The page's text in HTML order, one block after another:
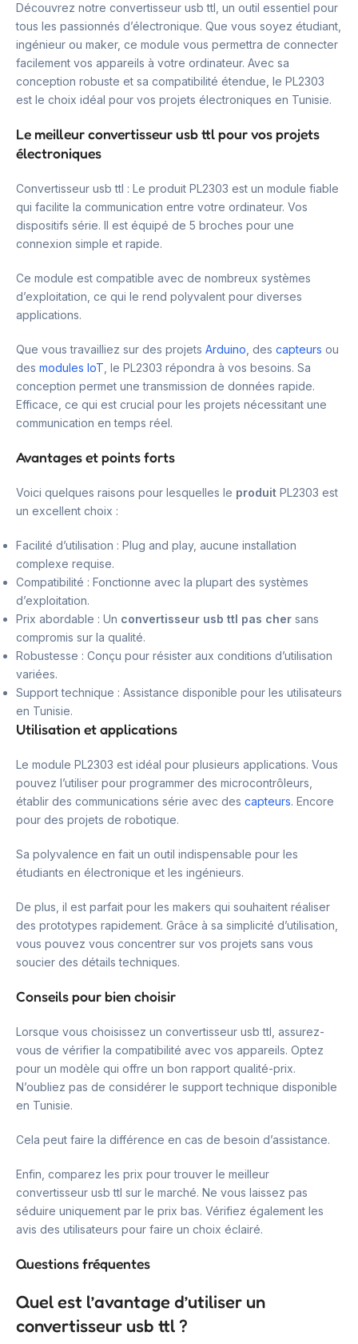
Découvrez notre convertisseur usb ttl, un outil essentiel pour
tous les passionnés d’électronique. Que vous soyez étudiant,
ingénieur ou maker, ce module vous permettra de connecter
facilement vos appareils à votre ordinateur. Avec sa
conception robuste et sa compatibilité étendue, le PL2303
est le choix idéal pour vos projets électroniques en Tunisie.
Le meilleur convertisseur usb ttl pour vos projets
électroniques
Convertisseur usb ttl : Le produit PL2303 est un module fiable
qui facilite la communication entre votre ordinateur. Vos
dispositifs série. Il est équipé de 5 broches pour une
connexion simple et rapide.
Ce module est compatible avec de nombreux systèmes
d’exploitation, ce qui le rend polyvalent pour diverses
applications.
Que vous travailliez sur des projets Arduino , des capteurs ou
des modules IoT , le PL2303 répondra à vos besoins. Sa
conception permet une transmission de données rapide.
Efficace, ce qui est crucial pour les projets nécessitant une
communication en temps réel.
Avantages et points forts
Voici quelques raisons pour lesquelles le produit PL2303 est
un excellent choix :
Facilité d’utilisation : Plug and play, aucune installation
complexe requise.
Compatibilité : Fonctionne avec la plupart des systèmes
d’exploitation.
Prix abordable : Un convertisseur usb ttl pas cher sans
compromis sur la qualité.
Robustesse : Conçu pour résister aux conditions d’utilisation
variées.
Support technique : Assistance disponible pour les utilisateurs
en Tunisie.
Utilisation et applications
Le module PL2303 est idéal pour plusieurs applications. Vous
pouvez l’utiliser pour programmer des microcontrôleurs,
établir des communications série avec des capteurs. Encore
pour des projets de robotique.
Sa polyvalence en fait un outil indispensable pour les
étudiants en électronique et les ingénieurs.
De plus, il est parfait pour les makers qui souhaitent réaliser
des prototypes rapidement. Grâce à sa simplicité d’utilisation,
vous pouvez vous concentrer sur vos projets sans vous
soucier des détails techniques.
Conseils pour bien choisir
Lorsque vous choisissez un convertisseur usb ttl, assurez-
vous de vérifier la compatibilité avec vos appareils. Optez
pour un modèle qui offre un bon rapport qualité-prix.
N’oubliez pas de considérer le support technique disponible
en Tunisie.
Cela peut faire la différence en cas de besoin d’assistance.
Enfin, comparez les prix pour trouver le meilleur
convertisseur usb ttl sur le marché. Ne vous laissez pas
séduire uniquement par le prix bas. Vérifiez également les
avis des utilisateurs pour faire un choix éclairé.
Questions fréquentes
Quel est l’avantage d’utiliser un
convertisseur usb ttl ?